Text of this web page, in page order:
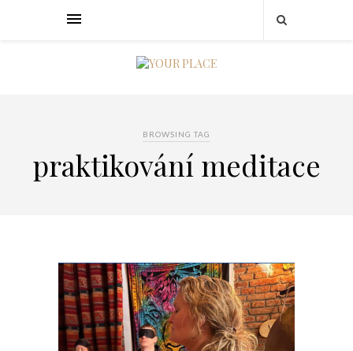
BROWSING TAG
praktikování meditace